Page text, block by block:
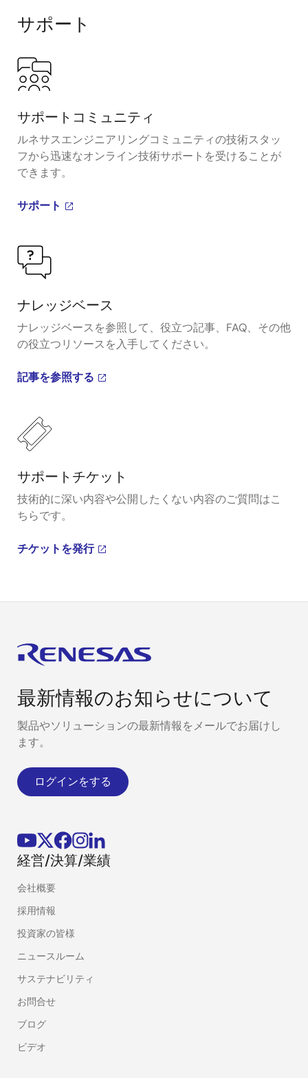
サポート
サポートコミュニティ
ルネサスエンジニアリングコミュニティの技術スタッ
フから迅速なオンライン技術サポートを受けることが
できます。
サポート
ナレッジベース
ナレッジベースを参照して、役立つ記事、FAQ、その他
の役立つリソースを入手してください。
記事を参照する
サポートチケット
技術的に深い内容や公開したくない内容のご質問はこ
ちらです。
チケットを発行
最新情報のお知らせについて
製品やソリューションの最新情報をメールでお届けし
ます。
ログインをする
経営/決算/業績
会社概要
採用情報
投資家の皆様
ニュースルーム
サステナビリティ
お問合せ
ブログ
ビデオ